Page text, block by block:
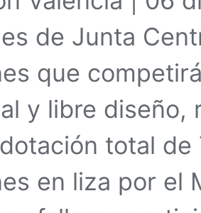
de Junta
que
y libre diseño,
total
en liza por el